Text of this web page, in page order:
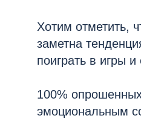
Хотим отметить,
заметна
поиграть в игры
100%
эмоциональным